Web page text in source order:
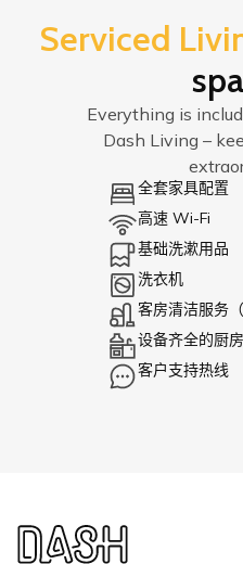
Serviced
Everything is
Dash Living –
全套家具配置
高速 Wi-Fi
基础洗漱用品
洗衣机
客房清洁服务
设备齐全的厨房
客户支持热线